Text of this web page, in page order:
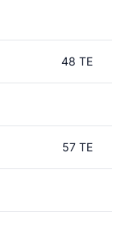
48 TE
57 TE